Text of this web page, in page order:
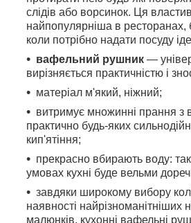
слідів або ворсинок. Ця
найпопулярніша в ресторанах,
коли потрібно надати посуду
вафельний рушник —
вирізняється практичністю і
матеріал м'який, ніжний;
витримує множинні прання з
практично будь-яких
кип'ятіння;
прекрасно вбирають воду:
умовах кухні буде вельми
завдяки широкому вибору
наявності найрізноманітніших
малюнків, кухонні вафельні